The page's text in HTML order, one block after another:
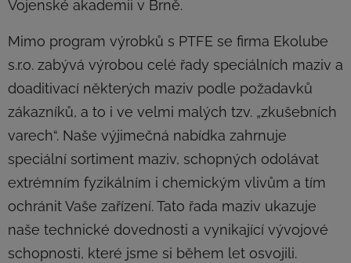
Vojenské akademii v Brně.
Mimo program výrobků s PTFE se firma Ekolube
s.r.o. zabývá výrobou celé řady speciálních maziv a
doaditivací některých maziv podle požadavků
zákazníků, a to i ve velmi malých tzv. „zkušebních
varech“. Naše výjimečná nabídka zahrnuje
speciální sortiment maziv, schopných odolávat
extrémním fyzikálním i chemickým vlivům a tím
ochránit Vaše zařízení. Tato řada maziv ukazuje
naše technické dovednosti a vynikající vývojové
schopnosti, které jsme si během let osvojili.